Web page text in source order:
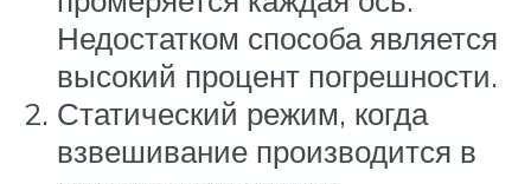
Недостатком способа является
высокий процент погрешности.
Статический режим, когда
взвешивание производится в